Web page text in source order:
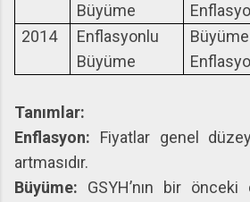
Büyüme
2014
Enflasyonlu
Büyüme
Tanımlar:
Enflasyon: Fiyatlar genel
artmasıdır.
Büyüme: GSYH’nın bir